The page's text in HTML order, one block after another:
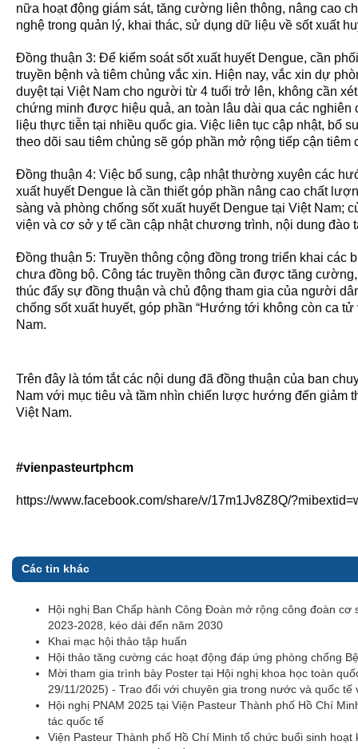
nữa hoạt động giám sát, tăng cường liên thông, nâng cao
nghệ trong quản lý, khai thác, sử dụng dữ liệu về sốt xuất
Đồng thuận 3: Để kiểm soát sốt xuất huyết Dengue, cần
truyền bệnh và tiêm chủng vắc xin. Hiện nay, vắc xin dự
duyệt tại Việt Nam cho người từ 4 tuổi trở lên, không cần
chứng minh được hiệu quả, an toàn lâu dài qua các
liệu thực tiễn tại nhiều quốc gia. Việc liên tục cập nhật, bổ
theo dõi sau tiêm chủng sẽ góp phần mở rộng tiếp cận tiêm
Đồng thuận 4: Việc bổ sung, cập nhật thường xuyên các
xuất huyết Dengue là cần thiết góp phần nâng cao chất
sàng và phòng chống sốt xuất huyết Dengue tại Việt Nam;
viện và cơ sở y tế cần cập nhật chương trình, nội dung đào
Đồng thuận 5: Truyền thông cộng đồng trong triển khai các
chưa đồng bộ. Công tác truyền thông cần được tăng
thúc đẩy sự đồng thuận và chủ động tham gia của người
chống sốt xuất huyết, góp phần “Hướng tới không còn ca
Nam.
Trên đây là tóm tắt các nội dung đã đồng thuận của ban
Nam với mục tiêu và tầm nhìn chiến lược hướng đến giảm
Việt Nam.
#vienpasteurtphcm
https://www.facebook.com/share/v/17m1Jv8Z8Q/
Các tin khác
Hội nghị Ban Chấp hành Công Đoàn mở rộng công đoàn
2023-2028, kéo dài đến năm 2030
Khai mạc hội thảo tập huấn
Hội thảo tăng cường các hoạt động đáp ứng phòng chống
Mời tham gia trình bày Poster tại Hội nghị khoa học toàn
29/11/2025) - Trao đổi với chuyên gia trong nước và quốc tế
Hội nghị PNAM 2025 tại Viện Pasteur Thành phố Hồ Chí
tác quốc tế
Viện Pasteur Thành phố Hồ Chí Minh tổ chức buổi sinh